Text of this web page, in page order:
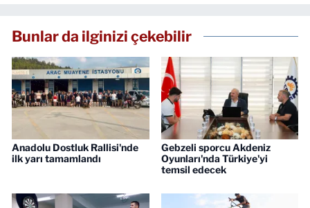
Bunlar da ilginizi çekebilir
Anadolu Dostluk Rallisi'nde
ilk yarı tamamlandı
Gebzeli sporcu Akdeniz
Oyunları'nda Türkiye'yi
temsil edecek